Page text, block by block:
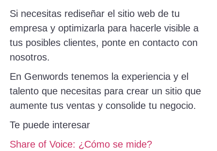
Si necesitas rediseñar el sitio web de tu
empresa y optimizarla para hacerle visible a
tus posibles clientes, ponte en contacto con
nosotros.
En Genwords tenemos la experiencia y el
talento que necesitas para crear un sitio que
aumente tus ventas y consolide tu negocio.
Te puede interesar
Share of Voice: ¿Cómo se mide?